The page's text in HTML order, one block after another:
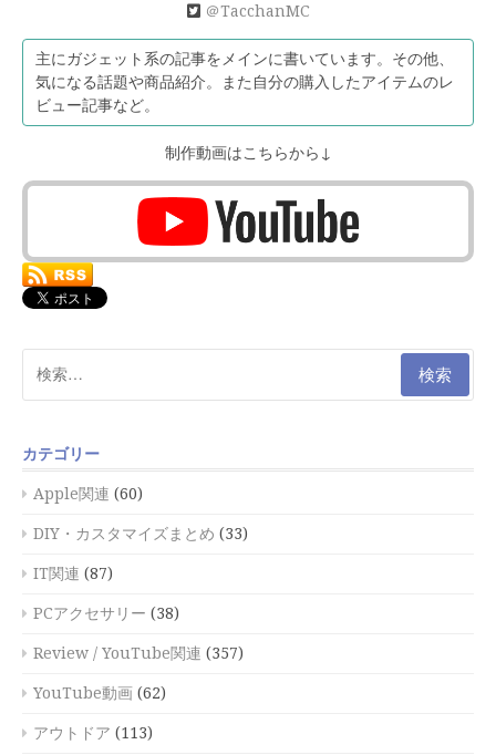
＠TacchanMC
主にガジェット系の記事をメインに書いています。その他、
気になる話題や商品紹介。また自分の購入したアイテムのレ
ビュー記事など。
制作動画はこちらから↓
索:
カテゴリー
Apple関連 (60)
DIY・カスタマイズまとめ (33)
IT関連 (87)
PCアクセサリー (38)
Review / YouTube関連 (357)
YouTube動画 (62)
アウトドア (113)